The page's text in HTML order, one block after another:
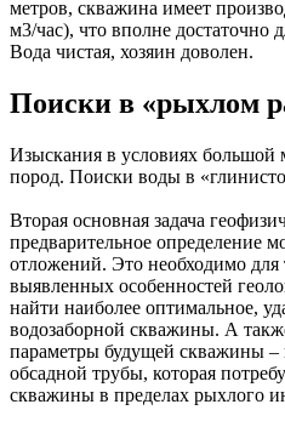
метров, скважина имеет
м3/час), что вполне достаточно
Вода чистая, хозяин доволен.
Поиски в «рыхлом
Изыскания в условиях
пород. Поиски воды в
Вторая основная задача
предварительное определение
отложений. Это необходимо для
выявленных особенностей
найти наиболее оптимальное,
водозаборной скважины. А
параметры будущей скважины –
обсадной трубы, которая
скважины в пределах рыхлого